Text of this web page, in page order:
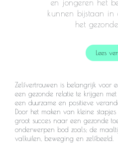
en jongeren het
kunnen bijstaan in
het
Lees
Zelfvertrouwen is belangrijk voor
een gezonde relatie te krijgen
een duurzame en positieve
Door het maken van kleine
groot succes naar een gezonde
onderwerpen bod zoals; de
valkuilen, beweging en zelfbeeld.